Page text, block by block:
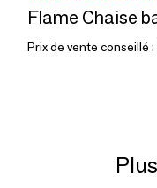
Flame Chaise
Prix de vente conseillé :